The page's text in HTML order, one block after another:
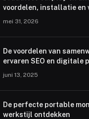
voordelen, installatie en
mei 31, 2026
De voordelen van
ervaren SEO en digitale
juni 13, 2025
De perfecte portable
werkstijl ontdekken